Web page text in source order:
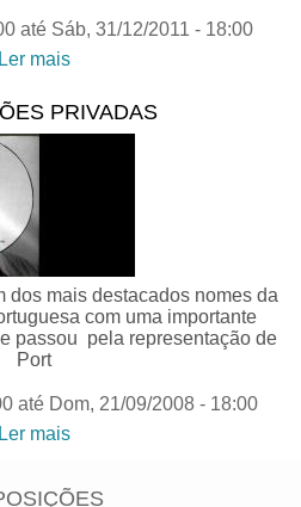
até Sáb, 31/12/2011 - 18:00
Ler mais
arte contemporânea da
PRIVADAS
dos mais destacados nomes da
com uma importante
passou pela representação de
Port
até Dom, 21/09/2008 - 18:00
Ler mais